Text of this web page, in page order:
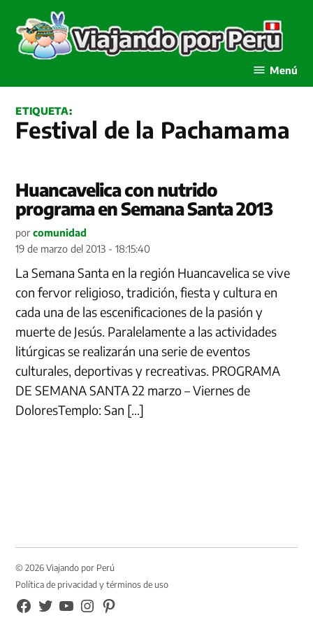
contenido
Menú
ETIQUETA:
Festival de la Pachamama
Huancavelica con nutrido
programa en Semana Santa 2013
por comunidad
19 de marzo del 2013 - 18:15:40
La Semana Santa en la región Huancavelica se vive
con fervor religioso, tradición, fiesta y cultura en
cada una de las escenificaciones de la pasión y
muerte de Jesús. Paralelamente a las actividades
litúrgicas se realizarán una serie de eventos
culturales, deportivas y recreativas. PROGRAMA
DE SEMANA SANTA 22 marzo – Viernes de
DoloresTemplo: San […]
© 2026 Viajando por Perú
Política de privacidad y términos de uso
FB
TW YouTubeInstagramPinterest